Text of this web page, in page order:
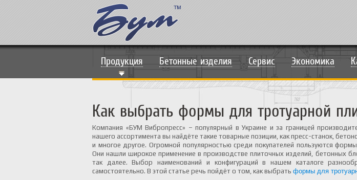
Продукция Бетонные изделия Сервис Экономика
Как выбрать формы для тротуарной
Компания «БУМ Вибропресс» – популярный в Украине и за границей
нашего ассортимента вы найдёте такие товарные позиции, как пресс-станок,
и многое другое. Огромной популярностью среди покупателей пользуются
Они нашли широкое применение в производстве плиточных изделий, бетонных
так далее. Выбор наименований и конфигураций в нашем каталоге
самостоятельно. В этой статье речь пойдёт о том, как выбрать формы для